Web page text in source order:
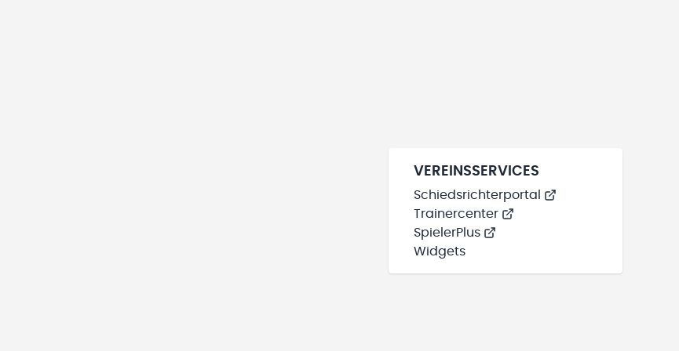
VEREINSSERVICES
Schiedsrichterportal
Trainercenter
SpielerPlus
Widgets